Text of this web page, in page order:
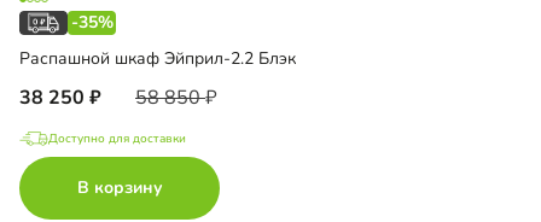
-35%
Распашной шкаф Эйприл-2.2 Блэк
38 250 58 850
Доступно для доставки
В корзину